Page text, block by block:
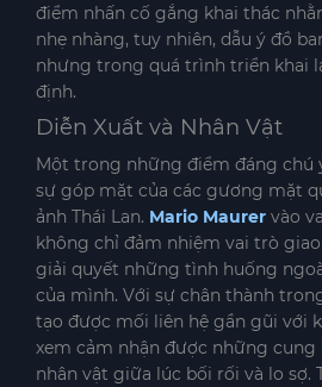
điểm nhấn cố gắng khai thác
nhẹ nhàng, tuy nhiên, dẫu ý đồ
nhưng trong quá trình triển khai
định.
Diễn Xuất và Nhân Vật
Một trong những điểm đáng chú
sự góp mặt của các gương mặt
ảnh Thái Lan. Mario Maurer vào
không chỉ đảm nhiệm vai trò
giải quyết những tình huống
của mình. Với sự chân thành
tạo được mối liên hệ gần gũi với
xem cảm nhận được những cung
nhân vật giữa lúc bối rối và lo sợ.